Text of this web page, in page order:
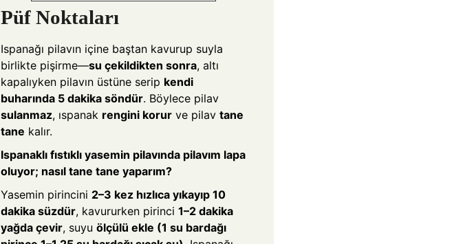
Püf Noktaları
Ispanağı pilavın içine baştan kavurup suyla
birlikte pişirme—su çekildikten sonra, altı
kapalıyken pilavın üstüne serip kendi
buharında 5 dakika söndür. Böylece pilav
sulanmaz, ıspanak rengini korur ve pilav tane
tane kalır.
Ispanaklı fıstıklı yasemin pilavında pilavım lapa
oluyor; nasıl tane tane yaparım?
Yasemin pirincini 2–3 kez hızlıca yıkayıp 10
dakika süzdür, kavururken pirinci 1–2 dakika
yağda çevir, suyu ölçülü ekle (1 su bardağı